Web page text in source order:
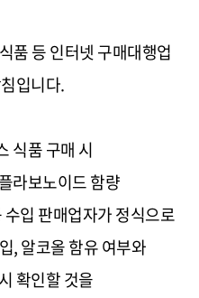
품 등 인터넷 구매대행업
입니다.
식품 구매 시
라보노이드 함량
수입 판매업자가 정식으로
,알코올 함유 여부와
확인할 것을